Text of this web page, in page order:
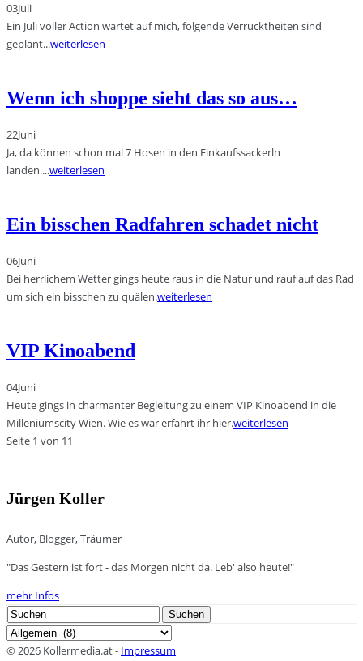
03Juli
Ein Juli voller Action wartet auf mich, folgende Verrücktheiten sind
geplant...weiterlesen
Wenn ich shoppe sieht das so aus…
22Juni
Ja, da können schon mal 7 Hosen in den Einkaufssackerln
landen....weiterlesen
Ein bisschen Radfahren schadet nicht
06Juni
Bei herrlichem Wetter gings heute raus in die Natur und rauf auf das Rad
um sich ein bisschen zu quälen.weiterlesen
VIP Kinoabend
04Juni
Heute gings in charmanter Begleitung zu einem VIP Kinoabend in die
Milleniumscity Wien. Wie es war erfahrt ihr hier.weiterlesen
Seite 1 von 11
Jürgen Koller
Autor, Blogger, Träumer
"Das Gestern ist fort - das Morgen nicht da. Leb' also heute!"
mehr Infos
Search
for:
Suchen
Kategorien
© 2026 Kollermedia.at - Impressum